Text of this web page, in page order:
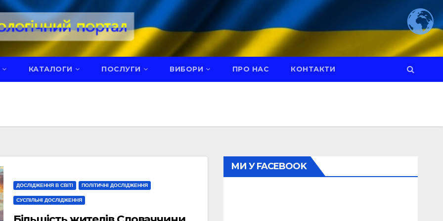
КАТАЛОГИ ПОСЛУГИ ВИБОРИ ПРО НАС КОНТАКТИ
ДОСЛІДЖЕННЯ В СВІТІ ПОЛІТИЧНІ ДОСЛІДЖЕННЯ
СУСПІЛЬНІ ДОСЛІДЖЕННЯ
МИ У FACEBOOK